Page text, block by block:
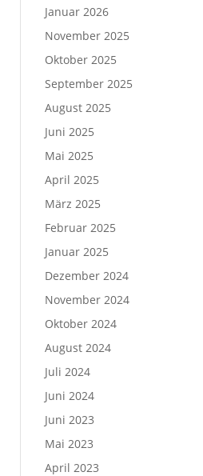
Januar 2026
November 2025
Oktober 2025
September 2025
August 2025
Juni 2025
Mai 2025
April 2025
März 2025
Februar 2025
Januar 2025
Dezember 2024
November 2024
Oktober 2024
August 2024
Juli 2024
Juni 2024
Juni 2023
Mai 2023
April 2023